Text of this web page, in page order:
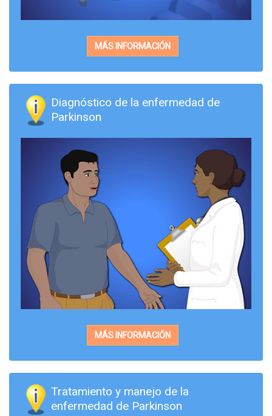
MÁS INFORMACIÓN
Diagnóstico de la enfermedad de
Parkinson
MÁS INFORMACIÓN
Tratamiento y manejo de la
enfermedad de Parkinson